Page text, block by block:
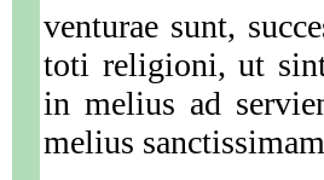
venturae sunt,
toti religioni, ut
in melius ad
melius